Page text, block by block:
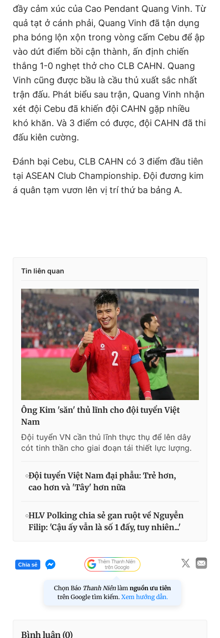
đầy cảm xúc của Cao Pendant Quang Vinh. Từ
quả tạt ở cánh phải, Quang Vinh đã tận dụng
pha bóng lộn xộn trong vòng cấm Cebu để ập
vào dứt điểm bồi cận thành, ấn định chiến
thắng 1-0 nghẹt thở cho CLB CAHN. Quang
Vinh cũng được bầu là cầu thủ xuất sắc nhất
trận đấu. Phát biểu sau trận, Quang Vinh nhận
xét đội Cebu đã khiến đội CAHN gặp nhiều
khó khăn. Và 3 điểm có được, đội CAHN đã thi
đấu kiên cường.
Đánh bại Cebu, CLB CAHN có 3 điểm đầu tiên
tại ASEAN Club Championship. Đội đương kim
á quân tạm vươn lên vị trí thứ ba bảng A.
Tin liên quan
Ông Kim 'săn' thủ lĩnh cho đội tuyển Việt
Nam
Đội tuyển VN cần thủ lĩnh thực thụ để lên dây
cót tinh thần cho giai đoạn tái thiết lực lượng.
Đội tuyển Việt Nam đại phẫu: Trẻ hơn,
cao hơn và 'Tây' hơn nữa
HLV Polking chia sẻ gan ruột về Nguyễn
Filip: 'Cậu ấy vẫn là số 1 đấy, tuy nhiên...'
Chia sẻ
Chọn Báo Thanh Niên làm nguồn ưu tiên
trên Google tìm kiếm. Xem hướng dẫn.
Bình luận (0)